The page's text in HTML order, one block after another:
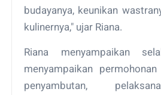
budayanya, keunikan
kulinernya," ujar Riana.
Riana menyampaikan
menyampaikan
penyambutan,